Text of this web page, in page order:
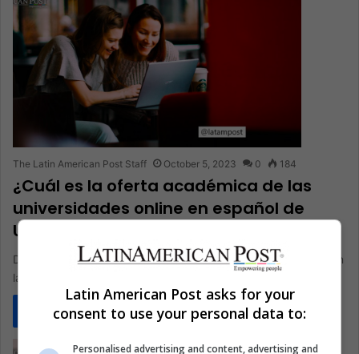
The Latin American Post Staff October 5, 2023 0 184
¿Cuál es la oferta académica de las
universidades online en español de
USA?
Descubre la variedad de licenciaturas en español que imparten
las universidades online en USA para la comunidad hispana
Read More »
Latin American Post asks for your
consent to use your personal data to:
Personalised advertising and content, advertising and